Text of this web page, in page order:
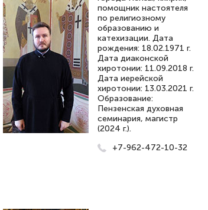
помощник настоятеля
по религиозному
образованию и
катехизации. Дата
рождения: 18.02.1971 г.
Дата диаконской
хиротонии: 11.09.2018 г.
Дата иерейской
хиротонии: 13.03.2021 г.
Образование:
Пензенская духовная
семинария, магистр
(2024 г.).
+7-962-472-10-32